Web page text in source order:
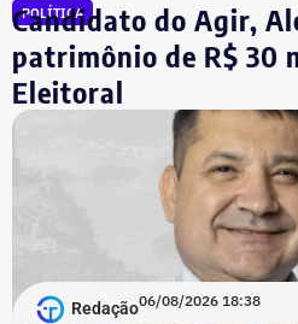
imediata execução da
Justiça Eleitoral, o órgão pede
Garotinho no Cadastro
de Improbidade Administrativa.
Garotinho também
O órgão também requer que o
intimado a quitar os valores da
cálculos atualizados
POLÍTICA
Candidato do Agir,
patrimônio de R$ 30
Eleitoral
Redação06/08/2026 18:38